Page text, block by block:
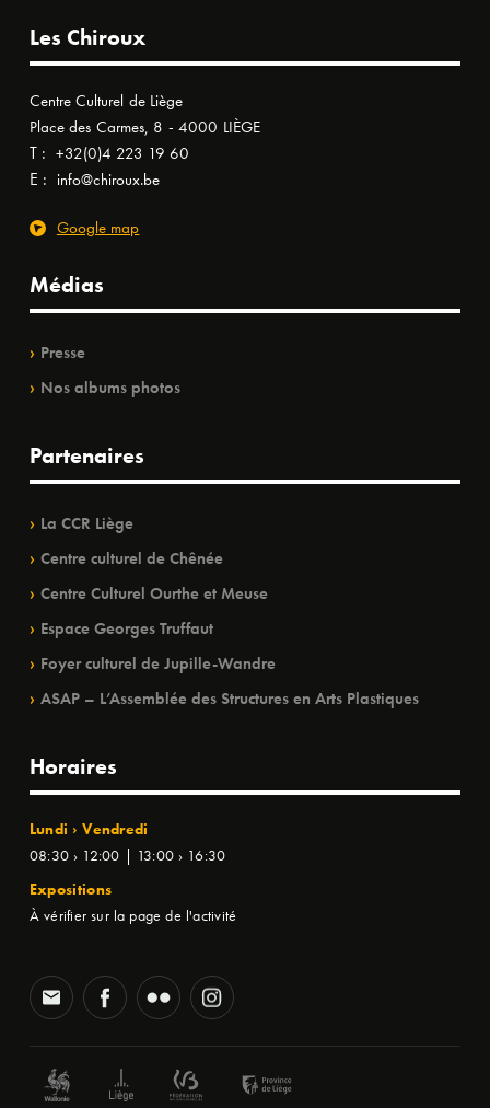
Les Chiroux
Centre Culturel de Liège
Place des Carmes, 8 - 4000 LIÈGE
T : +32(0)4 223 19 60
E : info@chiroux.be
Google map
Médias
Presse
Nos albums photos
Partenaires
La CCR Liège
Centre culturel de Chênée
Centre Culturel Ourthe et Meuse
Espace Georges Truffaut
Foyer culturel de Jupille-Wandre
ASAP – L’Assemblée des Structures en Arts Plastiques
Horaires
Lundi › Vendredi
08:30 › 12:00 | 13:00 › 16:30
Expositions
À vérifier sur la page de l'activité